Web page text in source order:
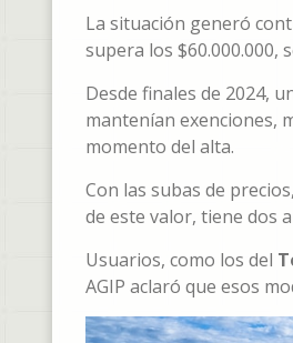
La situación generó
supera los
Desde finales de 2024,
mantenían exenciones,
momento del alta.
Con las subas de
de este valor, tiene dos
Usuarios, como los del
AGIP aclaró que esos